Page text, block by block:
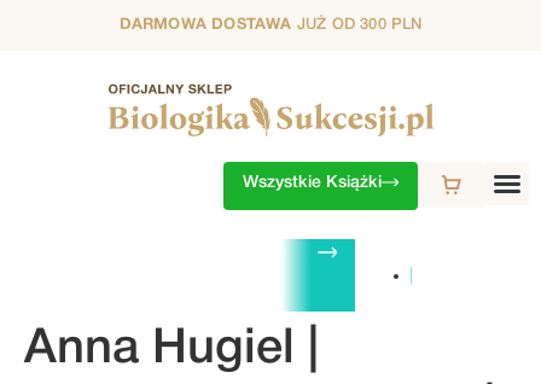
DARMOWA DOSTAWA JUŻ OD 300 PLN
Wszystkie Książki
4. SEZON
Anna Hugiel |